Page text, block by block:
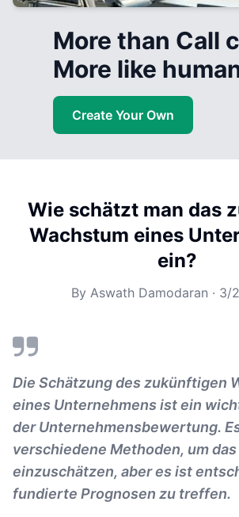
More than Call
More like
Create Your Own
Wie schätzt man das
Wachstum eines
ein?
By Aswath Damodaran · 3/
Die Schätzung des zukünftigen
eines Unternehmens ist ein
der Unternehmensbewertung.
verschiedene Methoden, um
einzuschätzen, aber es ist
fundierte Prognosen zu treffen.